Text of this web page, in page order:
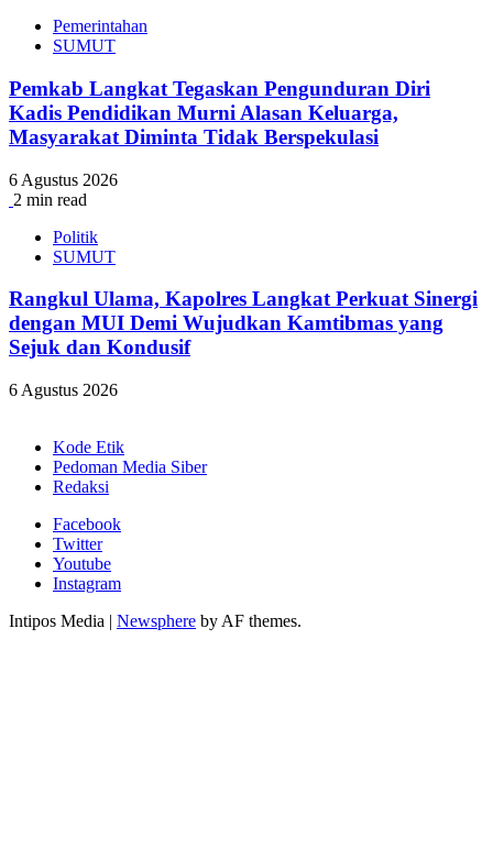
Pemerintahan
SUMUT
Pemkab Langkat Tegaskan Pengunduran Diri
Kadis Pendidikan Murni Alasan Keluarga,
Masyarakat Diminta Tidak Berspekulasi
6 Agustus 2026
2 min read
Politik
SUMUT
Rangkul Ulama, Kapolres Langkat Perkuat Sinergi
dengan MUI Demi Wujudkan Kamtibmas yang
Sejuk dan Kondusif
6 Agustus 2026
Kode Etik
Pedoman Media Siber
Redaksi
Facebook
Twitter
Youtube
Instagram
Intipos Media | Newsphere by AF themes.